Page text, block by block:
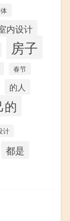
内设计
房子
春节
的人
的
计
都是